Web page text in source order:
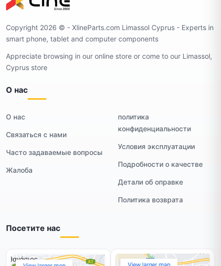
Copyright 2026 ©️ - XlineParts.com Limassol Cyprus - Experts in
smart phone, tablet and computer components
Appreciate browsing in our online store or come to our Limassol,
Cyprus store
О нас
О нас
Связаться с нами
Часто задаваемые вопросы
Жалоба
политика
конфиденциальности
Условия эксплуатации
Подробности о качестве
Детали об оправке
Политика возврата
Посетите нас